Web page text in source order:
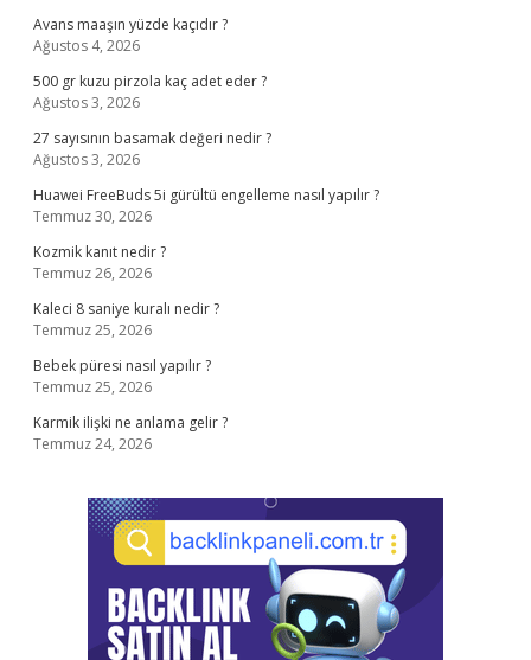
Avans maaşın yüzde kaçıdır ?
Ağustos 4, 2026
500 gr kuzu pirzola kaç adet eder ?
Ağustos 3, 2026
27 sayısının basamak değeri nedir ?
Ağustos 3, 2026
Huawei FreeBuds 5i gürültü engelleme nasıl yapılır ?
Temmuz 30, 2026
Kozmik kanıt nedir ?
Temmuz 26, 2026
Kaleci 8 saniye kuralı nedir ?
Temmuz 25, 2026
Bebek püresi nasıl yapılır ?
Temmuz 25, 2026
Karmik ilişki ne anlama gelir ?
Temmuz 24, 2026